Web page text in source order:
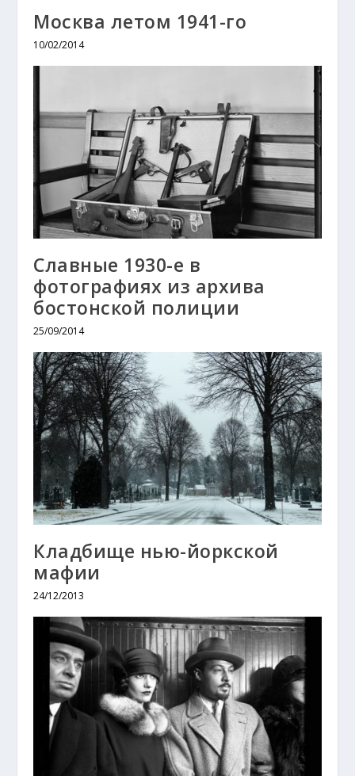
Москва летом 1941-го
10/02/2014
Славные 1930-е в
фотографиях из архива
бостонской полиции
25/09/2014
Кладбище нью-йоркской
мафии
24/12/2013